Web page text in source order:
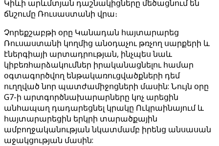
Կիևի արևմտյան դաշնակիցները մեծացնում են
ճնշումը Ռուսաստանի վրա։
Չորեքշաբթի օրը Կանադան հայտարարեց
Ռուսաստանի կողմից անօդաչու թռչող սարքերի և
էներգիայի արտադրության, ինչպես նաև
կիբեռհարձակումներ իրականացնելու համար
օգտագործվող ենթակառուցվածքների դեմ
ուղղված նոր պատժամիջոցների մասին: Նույն օրը
G7-ի արտգործնախարարները կոչ արեցին
անհապաղ դադարեցնել կրակը Ուկրաինայում և
հայտարարեցին երկրի տարածքային
ամբողջականության նկատմամբ իրենց անսասան
աջակցության մասին: